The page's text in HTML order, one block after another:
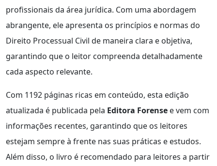
profissionais da área jurídica. Com uma abordagem
abrangente, ele apresenta os princípios e normas do
Direito Processual Civil de maneira clara e objetiva,
garantindo que o leitor compreenda detalhadamente
cada aspecto relevante.
Com 1192 páginas ricas em conteúdo, esta edição
atualizada é publicada pela Editora Forense e vem com
informações recentes, garantindo que os leitores
estejam sempre à frente nas suas práticas e estudos.
Além disso, o livro é recomendado para leitores a partir